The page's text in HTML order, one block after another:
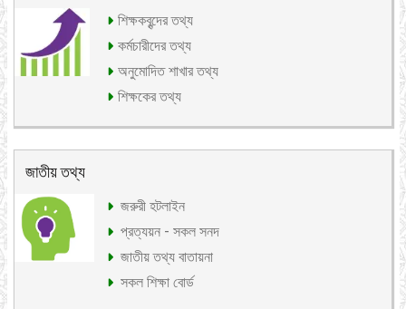
শিক্ষকবৃন্দের তথ্য
কর্মচারীদের তথ্য
অনুমোদিত শাখার তথ্য
শিক্ষকের তথ্য
জাতীয় তথ্য
জরুরী হটলাইন
প্রত্যয়ন - সকল সনদ
জাতীয় তথ্য বাতায়না
সকল শিক্ষা বোর্ড